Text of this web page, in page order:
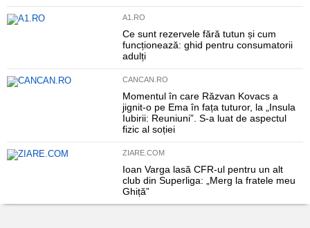
A1.RO
Ce sunt rezervele fără tutun și cum
funcționează: ghid pentru consumatorii
adulți
CANCAN.RO
Momentul în care Răzvan Kovacs a
jignit-o pe Ema în fața tuturor, la „Insula
Iubirii: Reuniuni”. S-a luat de aspectul
fizic al soției
ZIARE.COM
Ioan Varga lasă CFR-ul pentru un alt
club din Superliga: „Merg la fratele meu
Ghiță”